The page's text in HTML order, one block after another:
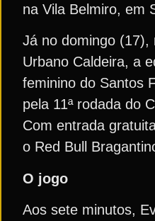
na Vila Belmiro, em
Já no domingo (17),
Urbano Caldeira, a
feminino do Santos
pela 11ª rodada do
Com entrada
o Red Bull
O jogo
Aos sete minutos,